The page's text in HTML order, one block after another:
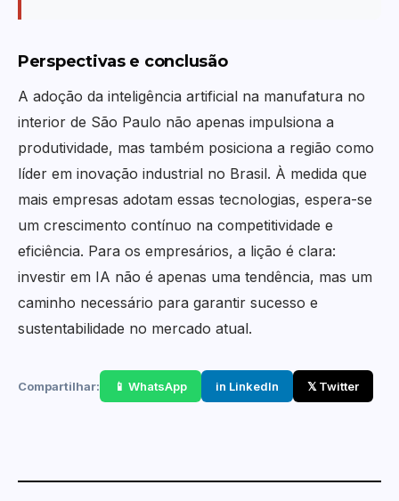
Perspectivas e conclusão
A adoção da inteligência artificial na manufatura no
interior de São Paulo não apenas impulsiona a
produtividade, mas também posiciona a região como
líder em inovação industrial no Brasil. À medida que
mais empresas adotam essas tecnologias, espera-se
um crescimento contínuo na competitividade e
eficiência. Para os empresários, a lição é clara:
investir em IA não é apenas uma tendência, mas um
caminho necessário para garantir sucesso e
sustentabilidade no mercado atual.
Compartilhar: 📱 WhatsApp in LinkedIn 𝕏 Twitter